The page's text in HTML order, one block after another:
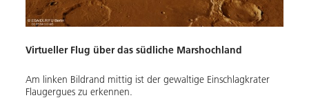
Virtueller Flug über das südliche Marshochland
Am linken Bildrand mittig ist der gewaltige Einschlagkrater
Flaugergues zu erkennen.